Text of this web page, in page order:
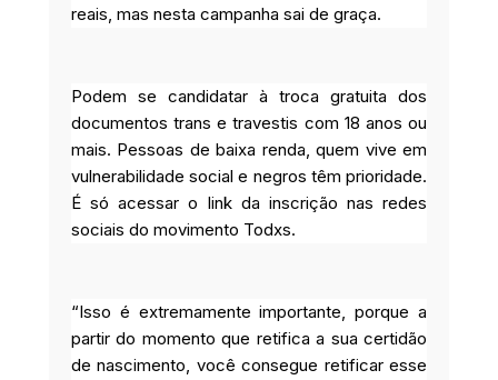
reais, mas nesta campanha sai de graça.
Podem se candidatar à troca gratuita dos
documentos trans e travestis com 18 anos ou
mais. Pessoas de baixa renda, quem vive em
vulnerabilidade social e negros têm prioridade.
É só acessar o link da inscrição nas redes
sociais do movimento Todxs.
“Isso é extremamente importante, porque a
partir do momento que retifica a sua certidão
de nascimento, você consegue retificar esse